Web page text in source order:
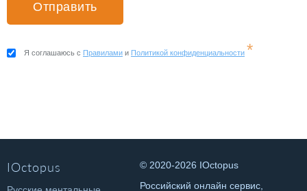
Я соглашаюсь с Правилами и Политикой конфиденциальности *
IOctopus
© 2020-2026 IOctopus
Российский онлайн сервис,